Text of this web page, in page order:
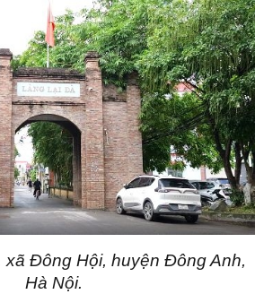
xã Đông Hội, huyện Đông Anh,
Hà Nội.